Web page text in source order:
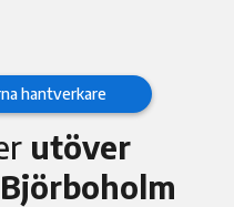
hantverkare
utöver